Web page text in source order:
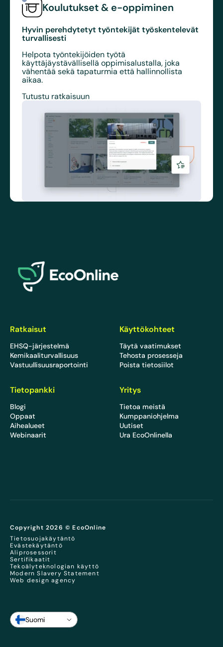
Koulutukset & e-oppiminen
Hyvin perehdytetyt työntekijät työskentelevät
turvallisesti
Helpota työntekijöiden työtä
käyttäjäystävällisellä oppimisalustalla, joka
vähentää sekä tapaturmia että hallinnollista
aikaa.
Tutustu ratkaisuun
Ratkaisut
EHSQ-järjestelmä
Kemikaaliturvallisuus
Vastuullisuusraportointi
Käyttökohteet
Täytä vaatimukset
Tehosta prosesseja
Poista tietosiilot
Tietopankki
Blogi
Oppaat
Aihealueet
Webinaarit
Yritys
Tietoa meistä
Kumppaniohjelma
Uutiset
Ura EcoOnlinella
Copyright 2026 © EcoOnline
Tietosuojakäytäntö
Evästekäytäntö
Aliprosessorit
Sertifikaatit
Tekoälyteknologian käyttö
Modern Slavery Statement
Web design agency
Suomi